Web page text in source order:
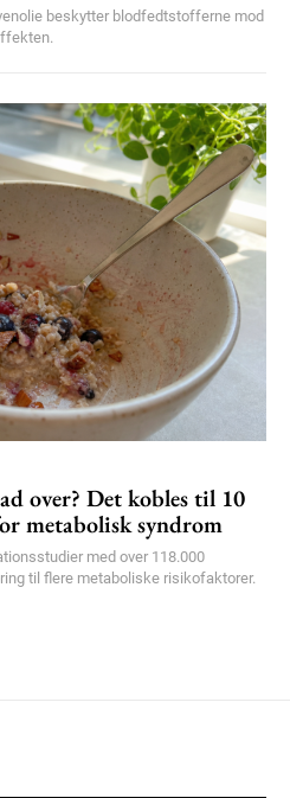
beskytter blodfedtstofferne mod
over? Det kobles til 10
metabolisk syndrom
med over 118.000
til flere metaboliske risikofaktorer.